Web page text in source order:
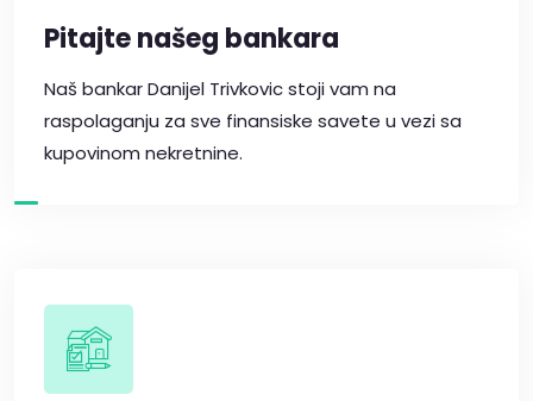
Pitajte našeg bankara
Naš bankar Danijel Trivkovic stoji vam na
raspolaganju za sve finansiske savete u vezi sa
kupovinom nekretnine.